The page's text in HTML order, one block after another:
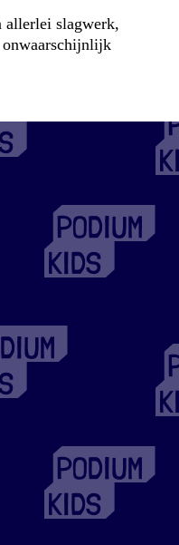
allerlei slagwerk,